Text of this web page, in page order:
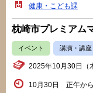
健康・こども課
枕崎市プレミアム
イベント 講演・講
2025年10月30日（
10月30日 正午か